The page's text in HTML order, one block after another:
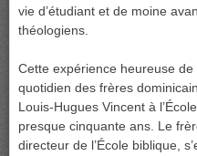
vie d’étudiant et de moine
théologiens.
Cette expérience heureuse de
quotidien des frères
Louis-Hugues Vincent à
presque cinquante ans. Le
directeur de l’École biblique,